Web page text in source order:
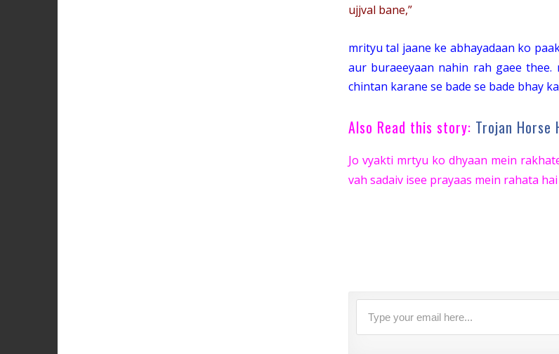
ujjval bane,”
mrityu tal jaane ke abhayadaan ko
aur buraeeyaan nahin rah gaee
chintan karane se bade se bade bhay
Also Read this story: Trojan Horse
Jo vyakti mrtyu ko dhyaan mein
vah sadaiv isee prayaas mein rahata